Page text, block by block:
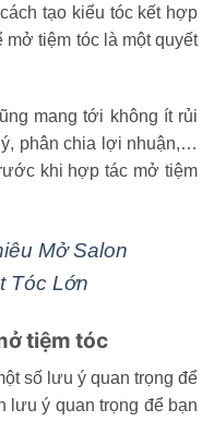
tạo kiểu tóc kết hợp
tiệm tóc là một quyết
mang tới không ít rủi
phân chia lợi nhuận,…
khi hợp tác mở tiệm
Mở Salon
Tóc Lớn
tiệm tóc
số lưu ý quan trọng để
lưu ý quan trọng để bạn